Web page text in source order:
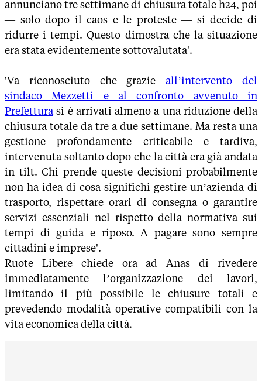
annunciano tre settimane di chiusura totale h24, poi
— solo dopo il caos e le proteste — si decide di
ridurre i tempi. Questo dimostra che la situazione
era stata evidentemente sottovalutata'.
'Va riconosciuto che grazieall’intervento del
sindaco Mezzetti e al confronto avvenuto in
Prefettura si è arrivati almeno a una riduzione della
chiusura totale da tre a due settimane. Ma resta una
gestione profondamente criticabile e tardiva,
intervenuta soltanto dopo che la città era già andata
in tilt. Chi prende queste decisioni probabilmente
non ha idea di cosa significhi gestire un’azienda di
trasporto, rispettare orari di consegna o garantire
servizi essenziali nel rispetto della normativa sui
tempi di guida e riposo. A pagare sono sempre
cittadini e imprese'.
Ruote Libere chiede ora ad Anas di rivedere
immediatamente l’organizzazione dei lavori,
limitando il più possibile le chiusure totali e
prevedendo modalità operative compatibili con la
vita economica della città.